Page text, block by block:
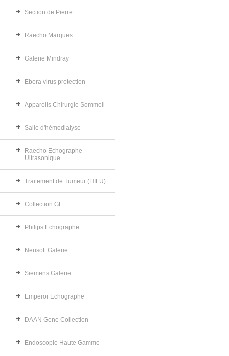
Section de Pierre
Raecho Marques
Galerie Mindray
Ebora virus protection
Appareils Chirurgie Sommeil
Salle d'hémodialyse
Raecho Echographe
Ultrasonique
Traitement de Tumeur (HIFU)
Collection GE
Philips Echographe
Neusoft Galerie
Siemens Galerie
Emperor Echographe
DAAN Gene Collection
Endoscopie Haute Gamme